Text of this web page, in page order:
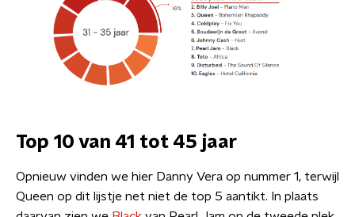
Top 10 van 41 tot 45 jaar
Opnieuw vinden we hier Danny Vera op nummer 1, terwijl
Queen op dit lijstje net niet de top 5 aantikt. In plaats